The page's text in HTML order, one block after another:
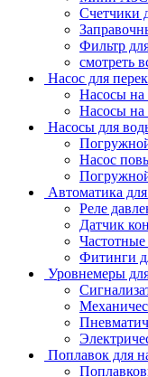
Счетчики
Фильтр
смотреть
Насос для
Насосы
Насосы на
Насосы для
Насос
Автоматика для
Реле
Датчик
Фитинги
Уровнемеры
Поплавок для